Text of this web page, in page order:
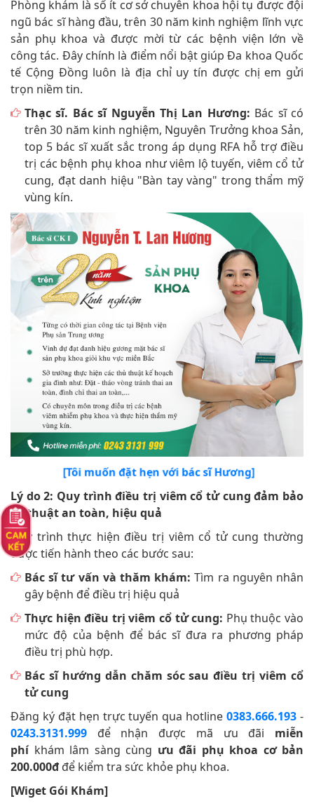
Phòng khám là số ít cơ sở chuyên khoa hội tụ được đội
ngũ bác sĩ hàng đầu, trên 30 năm kinh nghiệm lĩnh vực
sản phụ khoa và được mời từ các bệnh viện lớn về
công tác. Đây chính là điểm nổi bật giúp Đa khoa Quốc
tế Cộng Đồng luôn là địa chỉ uy tín được chị em gửi
trọn niềm tin.
Thạc sĩ. Bác sĩ Nguyễn Thị Lan Hương: Bác sĩ có
trên 30 năm kinh nghiệm, Nguyên Trưởng khoa Sản,
top 5 bác sĩ xuất sắc trong áp dụng RFA hỗ trợ điều
trị các bệnh phụ khoa như viêm lộ tuyến, viêm cổ tử
cung, đạt danh hiệu "Bàn tay vàng" trong thẩm mỹ
vùng kín.
[Tôi muốn đặt hẹn với bác sĩ Hương]
Lý do 2: Quy trình điều trị viêm cổ tử cung đảm bảo
kỹ thuật an toàn, hiệu quả
Quy trình thực hiện điều trị viêm cổ tử cung thường
được tiến hành theo các bước sau:
Bác sĩ tư vấn và thăm khám:Tìm ra nguyên nhân
gây bệnh để điều trị hiệu quả
Thực hiện điều trị viêm cổ tử cung: Phụ thuộc vào
mức độ của bệnh để bác sĩ đưa ra phương pháp
điều trị phù hợp.
Bác sĩ hướng dẫn chăm sóc sau điều trị viêm cổ
tử cung
Đăng ký đặt hẹn trực tuyến qua hotline0383.666.193 -
0243.3131.999 để nhận được mã ưu đãi miễn
phíkhám lâm sàng cùng ưu đãi phụ khoa cơ bản
200.000đ để kiểm tra sức khỏe phụ khoa.
[Wiget Gói Khám]